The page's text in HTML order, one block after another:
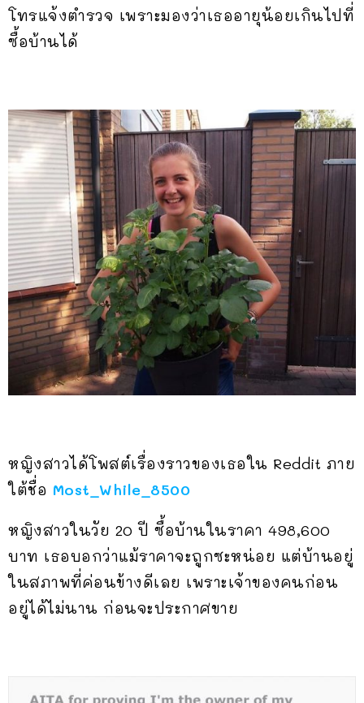
โทรแจ้งตำรวจ เพราะมองว่าเธออายุน้อยเกินไปที่
ซื้อบ้านได้
หญิงสาวได้โพสต์เรื่องราวของเธอใน Reddit ภาย
ใต้ชื่อ Most_While_8500
หญิงสาวในวัย 20 ปี ซื้อบ้านในราคา 498,600
บาท เธอบอกว่าแม้ราคาจะถูกซะหน่อย แต่บ้านอยู่
ในสภาพที่ค่อนข้างดีเลย เพราะเจ้าของคนก่อน
อยู่ได้ไม่นาน ก่อนจะประกาศขาย